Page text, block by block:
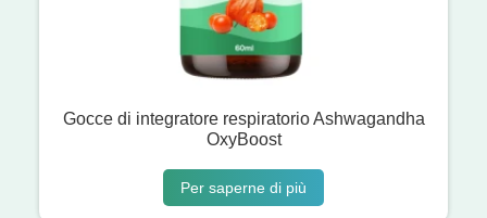
Gocce di integratore respiratorio Ashwagandha
OxyBoost
Per saperne di più